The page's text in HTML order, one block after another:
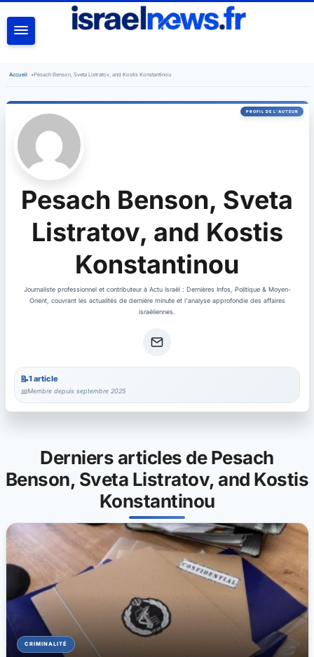
Accueil •Pesach Benson, Sveta Listratov, and Kostis Konstantinou
Pesach Benson, Sveta
Listratov, and Kostis
Konstantinou
Journaliste professionnel et contributeur à Actu Israël : Dernières Infos, Politique & Moyen-
Orient, couvrant les actualités de dernière minute et l'analyse approfondie des affaires
israéliennes.
1 article
Membre depuis septembre 2025
Derniers articles de Pesach
Benson, Sveta Listratov, and Kostis
Konstantinou
CRIMINALITÉ